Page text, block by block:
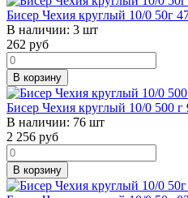
Бисер Чехия круглый 10/0 50г
В наличии: 3 шт
262 руб
В корзину
Бисер Чехия круглый 10/0 500 г
В наличии: 76 шт
2 256 руб
В корзину